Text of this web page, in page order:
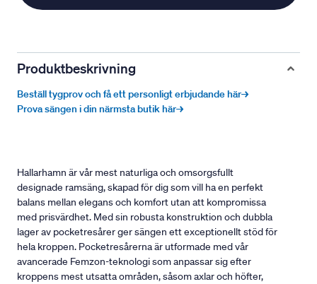
Produktbeskrivning
Beställ tygprov och få ett personligt erbjudande här→
Prova sängen i din närmsta butik här→
Hallarhamn är vår mest naturliga och omsorgsfullt
designade ramsäng, skapad för dig som vill ha en perfekt
balans mellan elegans och komfort utan att kompromissa
med prisvärdhet. Med sin robusta konstruktion och dubbla
lager av pocketresårer ger sängen ett exceptionellt stöd för
hela kroppen. Pocketresårerna är utformade med vår
avancerade Femzon-teknologi som anpassar sig efter
kroppens mest utsatta områden, såsom axlar och höfter,